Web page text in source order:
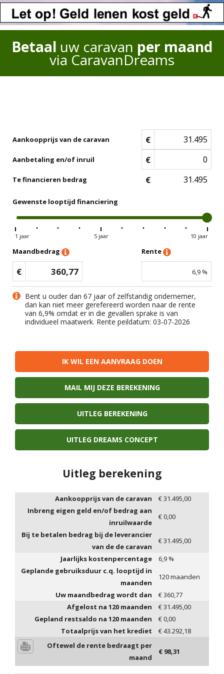
Betaal uw caravan per maand
via CaravanDreams
Aankoopprijs van de caravan €
Aanbetaling en/of inruil €
Te financieren bedrag €
Gewenste looptijd financiering
1 jaar 5 jaar 10 jaar
Maandbedrag
€ 360,77
Rente
6,9 %
Bent u ouder dan 67 jaar of zelfstandig ondernemer,
dan kan niet meer gerefereerd worden naar de rente
van 6,9% omdat er in die gevallen sprake is van
individueel maatwerk. Rente peildatum: 03-07-2026
IK WIL EEN AANVRAAG DOEN
MAIL MIJ DEZE BEREKENING
UITLEG BEREKENING
UITLEG DREAMS CONCEPT
Uitleg berekening
Aankoopprijs van de caravan €31.495,00
Inbreng eigen geld en/of bedrag aan
inruilwaarde
€0,00
Bij te betalen bedrag bij de leverancier
van de de caravan
€31.495,00
Jaarlijks kostenpercentage
6,9 %
Geplande gebruiksduur c.q. looptijd in
maanden
120maanden
Uw maandbedrag wordt dan
€360,77
Afgelost na 120 maanden €31.495,00
Gepland restsaldo na 120 maanden €0,00
Totaalprijs van het krediet
€43.292,18
Oftewel de rente bedraagt per
maand
€ 98,31